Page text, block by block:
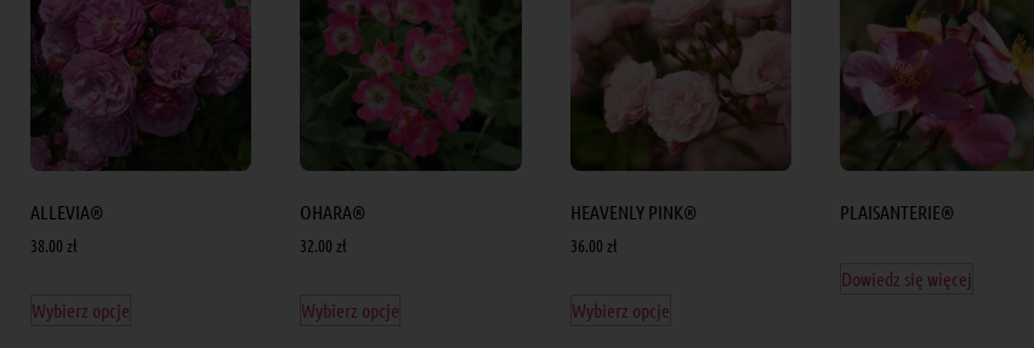
ALLEVIA®
38.00 zł
Wybierz opcje
OHARA®
32.00 zł
Wybierz opcje
HEAVENLY PINK®
36.00 zł
Wybierz opcje
PLAISANTERIE®
Dowiedz się więcej